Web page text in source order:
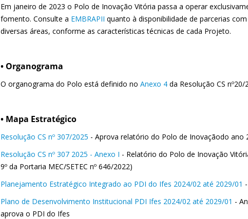
Em janeiro de 2023 o Polo de Inovação Vitória passa a operar
fomento. Consulte a EMBRAPII quanto à disponibilidade de parcerias
diversas áreas, conforme as características técnicas de cada Projeto.
• Organograma
O organograma do Polo está definido no Anexo 4 da Resolução CS
• Mapa Estratégico
Resolução CS nº 307/2025 - Aprova relatório do Polo de Inovaçãodo ano
Resolução CS nº 307 2025 - Anexo I - Relatório do Polo de Inovação
9º da Portaria MEC/SETEC nº 646/2022)
Planejamento Estratégico Integrado ao PDI do Ifes 2024/02 até 2029/01
Plano de Desenvolvimento Institucional PDI Ifes 2024/02 até 2029/01 -
aprova o PDI do Ifes